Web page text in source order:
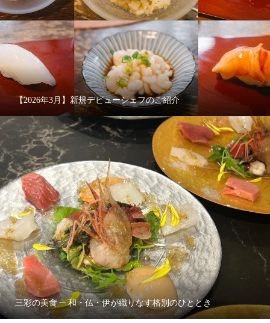
【2026年3月】新規デビューシェフのご紹介
三彩の美食 ─ 和・仏・伊が織りなす格別のひととき